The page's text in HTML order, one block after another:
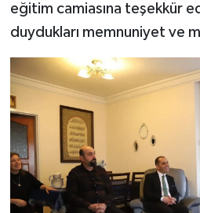
eğitim camiasına teşekkür
duydukları memnuniyet ve